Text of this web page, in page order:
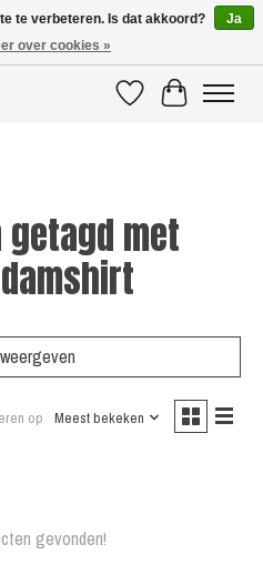
VerlanglijstWinkelwagen
met
op Meest bekeken
gevonden!
te verbeteren. Is dat akkoord?
Ja
over cookies »